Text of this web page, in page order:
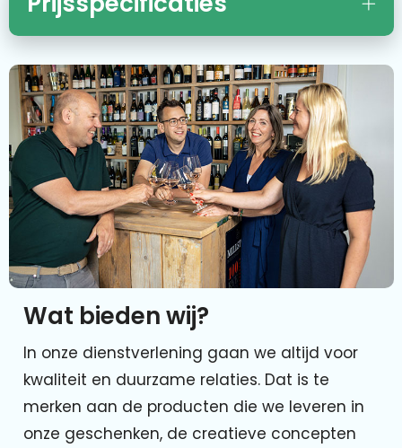
Wat bieden wij?
In onze dienstverlening gaan we altijd voor
kwaliteit en duurzame relaties. Dat is te
merken aan de producten die we leveren in
onze geschenken, de creatieve concepten